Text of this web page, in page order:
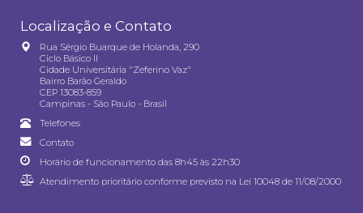
Localização e Contato
Rua Sérgio Buarque de Holanda, 290
Ciclo Básico II
Cidade Universitária "Zeferino Vaz"
Bairro Barão Geraldo
CEP 13083-859
Campinas - São Paulo - Brasil
Telefones
Contato
Horário de funcionamento das 8h45 às 22h30
Atendimento prioritário conforme previsto na Lei 10048 de 11/08/2000